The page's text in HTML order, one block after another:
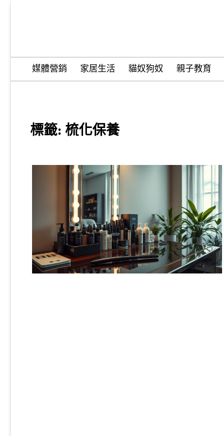
Wordify Pro
媒體營銷 家居生活 貓奴狗奴 親子教育
標籤: 梳化保養